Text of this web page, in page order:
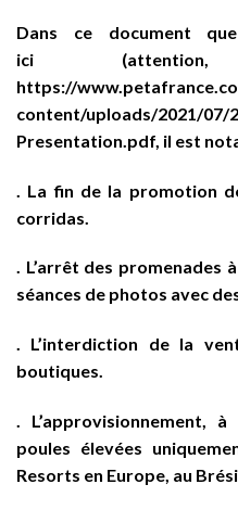
Dans ce document
ici
https://
content/uploads/2021/07/
Presentation.pdf , il est
. La fin de la promotion
corridas.
. L’arrêt des promenades
séances de photos avec
. L’interdiction de la
boutiques.
. L’approvisionnement,
poules élevées
Resorts en Europe, au